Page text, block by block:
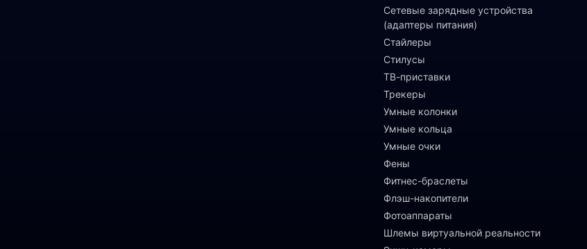
Сетевые зарядные устройства
(адаптеры питания)
Стайлеры
Стилусы
ТВ-приставки
Трекеры
Умные колонки
Умные кольца
Умные очки
Фены
Фитнес-браслеты
Флэш-накопители
Фотоаппараты
Шлемы виртуальной реальности